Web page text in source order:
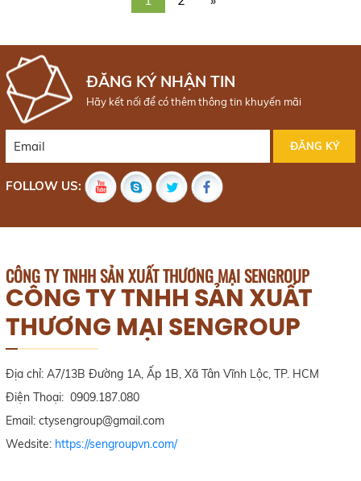
FOLLOW US:
CÔNG TY TNHH SẢN XUẤT THƯƠNG MẠI SENGROUP
Địa chỉ: A7/13B Đường 1A, Ấp 1B, Xã Tân Vĩnh Lộc, TP. HCM
Điện Thoại: 0909.187.080
Email: ctysengroup@gmail.com
https://sengroupvn.com/
TAGS TỪ KHÓA
Sen Vòi